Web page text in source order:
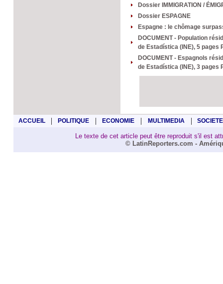
Dossier IMMIGRATION /
Dossier ESPAGNE
Espagne : le chômage
DOCUMENT - Population
de Estadística (INE), 5 pages
DOCUMENT - Espagnols
de Estadística (INE), 3 pages
ACCUEIL | POLITIQUE | ECONOMIE | MULTIMEDIA | SOCIETE
Le texte de cet article peut être reproduit s'il est
© LatinReporters.com -